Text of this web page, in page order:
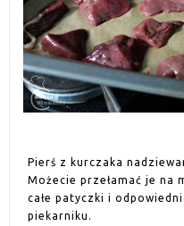
Pierś z kurczaka
Możecie przełamać je na
całe patyczki i
piekarniku.